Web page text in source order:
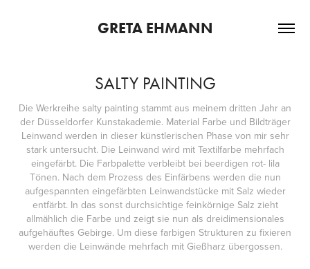
GRETA EHMANN
SALTY PAINTING
Die Werkreihe salty painting stammt aus meinem dritten Jahr an
der Düsseldorfer Kunstakademie. Material Farbe und Bildträger
Leinwand werden in dieser künstlerischen Phase von mir sehr
stark untersucht. Die Leinwand wird mit Textilfarbe mehrfach
eingefärbt. Die Farbpalette verbleibt bei beerdigen rot- lila
Tönen. Nach dem Prozess des Einfärbens werden die nun
aufgespannten eingefärbten Leinwandstücke mit Salz wieder
entfärbt. In das sonst durchsichtige feinkörnige Salz zieht
allmählich die Farbe und zeigt sie nun als dreidimensionales
aufgehäuftes Gebirge. Um diese farbigen Strukturen zu fixieren
werden die Leinwände mehrfach mit Gießharz übergossen.